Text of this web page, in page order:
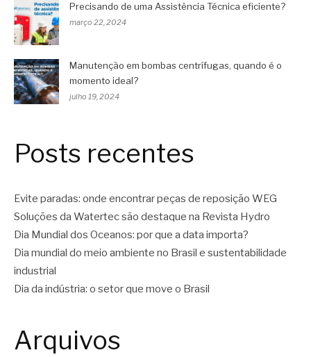
Precisando de uma Assistência Técnica eficiente?
março 22, 2024
Manutenção em bombas centrífugas, quando é o
momento ideal?
julho 19, 2024
Posts recentes
Evite paradas: onde encontrar peças de reposição WEG
Soluções da Watertec são destaque na Revista Hydro
Dia Mundial dos Oceanos: por que a data importa?
Dia mundial do meio ambiente no Brasil e sustentabilidade
industrial
Dia da indústria: o setor que move o Brasil
Arquivos